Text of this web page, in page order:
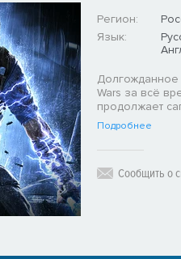
Регион:
Язык:
Wars за всё
продолжает
Подробнее
Сообщить о